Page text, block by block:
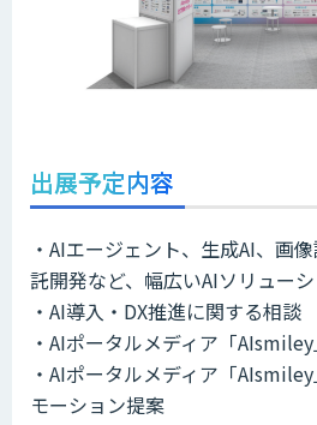
出展予定内容
・AIエージェント、生成AI、画
託開発など、幅広いAIソリュー
・AI導入・DX推進に関する相談
・AIポータルメディア「
・AIポータルメディア「
モーション提案